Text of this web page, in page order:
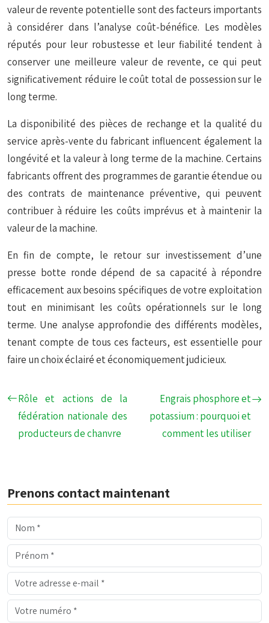
valeur de revente potentielle sont des facteurs importants
à considérer dans l’analyse coût-bénéfice. Les modèles
réputés pour leur robustesse et leur fiabilité tendent à
conserver une meilleure valeur de revente, ce qui peut
significativement réduire le coût total de possession sur le
long terme.
La disponibilité des pièces de rechange et la qualité du
service après-vente du fabricant influencent également la
longévité et la valeur à long terme de la machine. Certains
fabricants offrent des programmes de garantie étendueou
des contrats de maintenance préventive, qui peuvent
contribuer à réduire les coûts imprévus et à maintenir la
valeur de la machine.
En fin de compte, le retour sur investissement d’une
presse botte ronde dépend de sa capacité à répondre
efficacement aux besoins spécifiques de votre exploitation
tout en minimisant les coûts opérationnels sur le long
terme. Une analyse approfondie des différents modèles,
tenant compte de tous ces facteurs, est essentielle pour
faire un choix éclairé et économiquement judicieux.
Rôle et actions de la
fédération nationale des
producteurs de chanvre
Engrais phosphore et
potassium : pourquoi et
comment les utiliser
Prenons contact maintenant